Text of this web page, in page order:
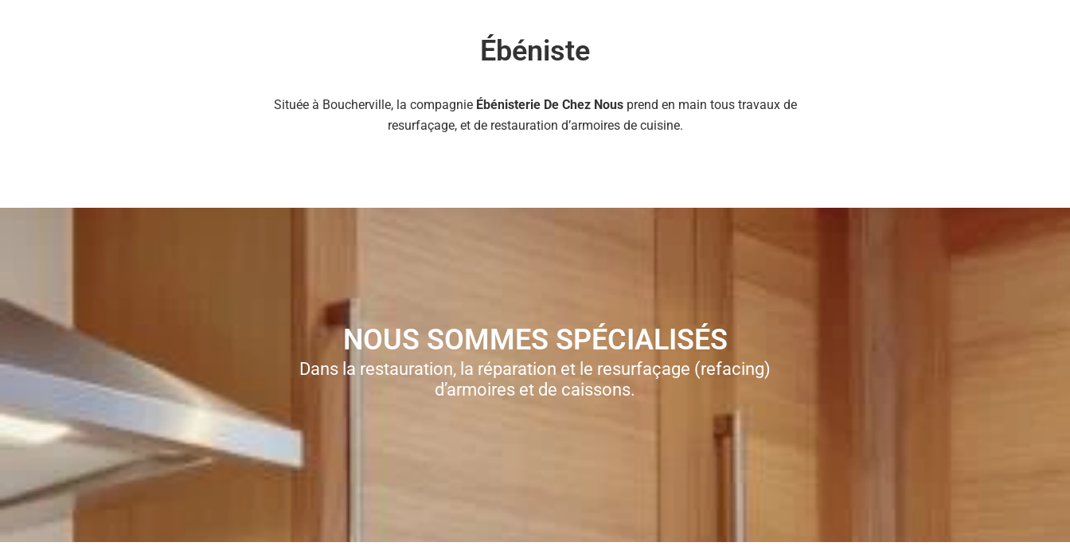
Ébéniste
Située à Boucherville, la compagnie Ébénisterie De Chez Nousprend en main tous travaux de
resurfaçage, et de restauration d’armoires de cuisine.
NOUS SOMMES SPÉCIALISÉS
Dans la restauration, la réparation et le resurfaçage (refacing)
d’armoires et de caissons.